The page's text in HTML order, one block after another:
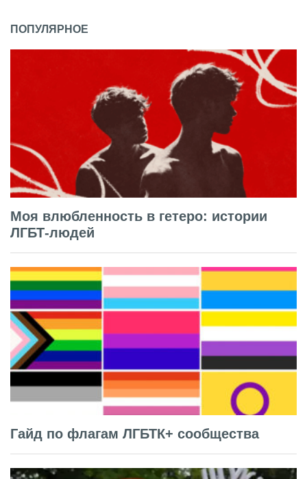
ПОПУЛЯРНОЕ
Моя влюбленность в гетеро: истории
ЛГБТ-людей
Гайд по флагам ЛГБТК+ сообщества